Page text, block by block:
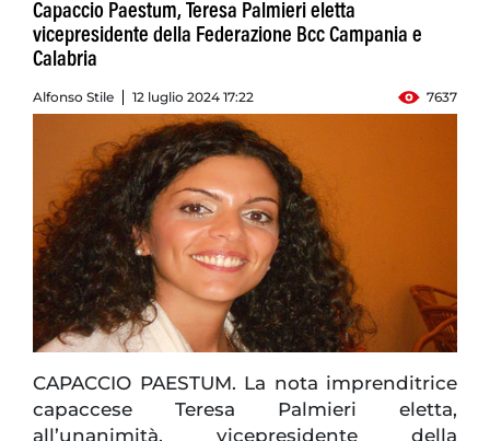
Capaccio Paestum, Teresa Palmieri eletta
vicepresidente della Federazione Bcc Campania e
Calabria
Alfonso Stile 12 luglio 2024 17:22 7637
CAPACCIO PAESTUM. La nota imprenditrice
capaccese Teresa Palmieri eletta,
all’unanimità, vicepresidente della